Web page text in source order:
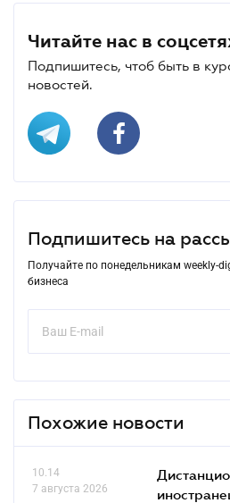
Читайте нас в
Подпишитесь, чтоб быть в
новостей.
Подпишитесь на
Получайте по понедельникам weekly-
бизнеса
Похожие новости
10.14
7 августа 2026